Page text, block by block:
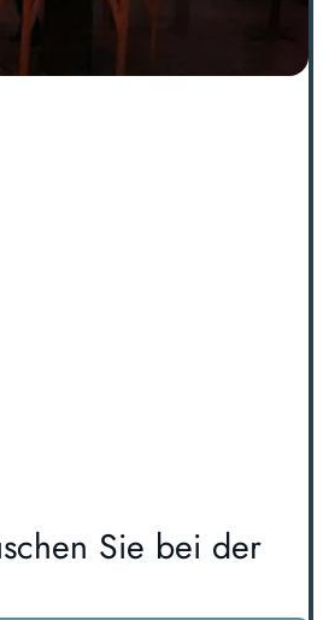
Sie bei der